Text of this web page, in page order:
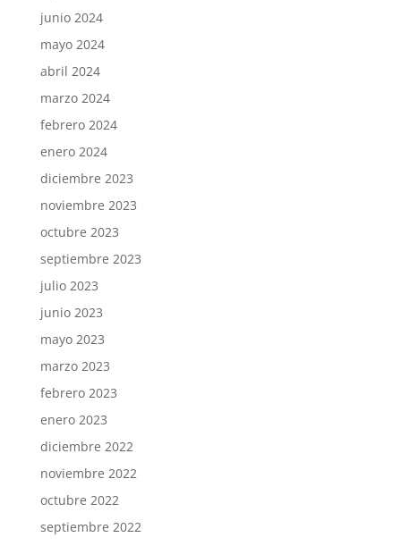
junio 2024
mayo 2024
abril 2024
marzo 2024
febrero 2024
enero 2024
diciembre 2023
noviembre 2023
octubre 2023
septiembre 2023
julio 2023
junio 2023
mayo 2023
marzo 2023
febrero 2023
enero 2023
diciembre 2022
noviembre 2022
octubre 2022
septiembre 2022